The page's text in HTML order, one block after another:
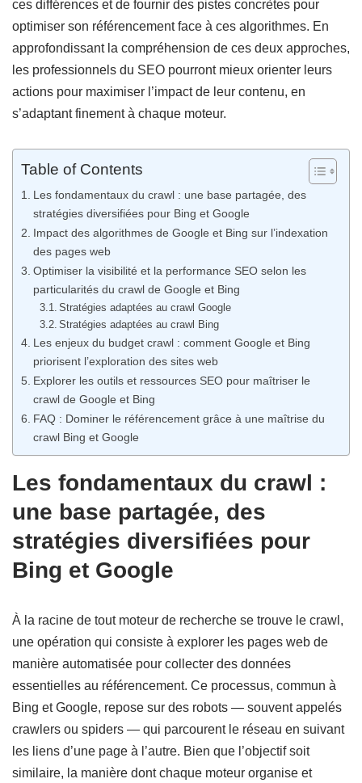
ces différences et de fournir des pistes concrètes pour
optimiser son référencement face à ces algorithmes. En
approfondissant la compréhension de ces deux approches,
les professionnels du SEO pourront mieux orienter leurs
actions pour maximiser l’impact de leur contenu, en
s’adaptant finement à chaque moteur.
Table of Contents
Les fondamentaux du crawl : une base partagée, des
stratégies diversifiées pour Bing et Google
Impact des algorithmes de Google et Bing sur l’indexation
des pages web
Optimiser la visibilité et la performance SEO selon les
particularités du crawl de Google et Bing
Stratégies adaptées au crawl Google
Stratégies adaptées au crawl Bing
Les enjeux du budget crawl : comment Google et Bing
priorisent l’exploration des sites web
Explorer les outils et ressources SEO pour maîtriser le
crawl de Google et Bing
FAQ : Dominer le référencement grâce à une maîtrise du
crawl Bing et Google
Les fondamentaux du crawl :
une base partagée, des
stratégies diversifiées pour
Bing et Google
À la racine de tout moteur de recherche se trouve le crawl,
une opération qui consiste à explorer les pages web de
manière automatisée pour collecter des données
essentielles au référencement. Ce processus, commun à
Bing et Google, repose sur des robots — souvent appelés
crawlers ou spiders — qui parcourent le réseau en suivant
les liens d’une page à l’autre. Bien que l’objectif soit
similaire, la manière dont chaque moteur organise et